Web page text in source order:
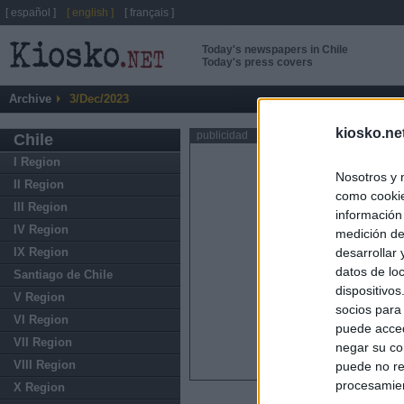
Nosotros y
como
medición
desarrollar
datos de
socios
puede
negar su
puede no
Today's newspapers in Chile
Today's press covers
Archive 3/Dec/2023
Chile
I Region
II Region
III Region
IV Region
IX Region
Santiago de Chile
V Region
VI Region
VII Region
VIII Region
X Region
publicidad
[ español ] [ english ] [ français ]